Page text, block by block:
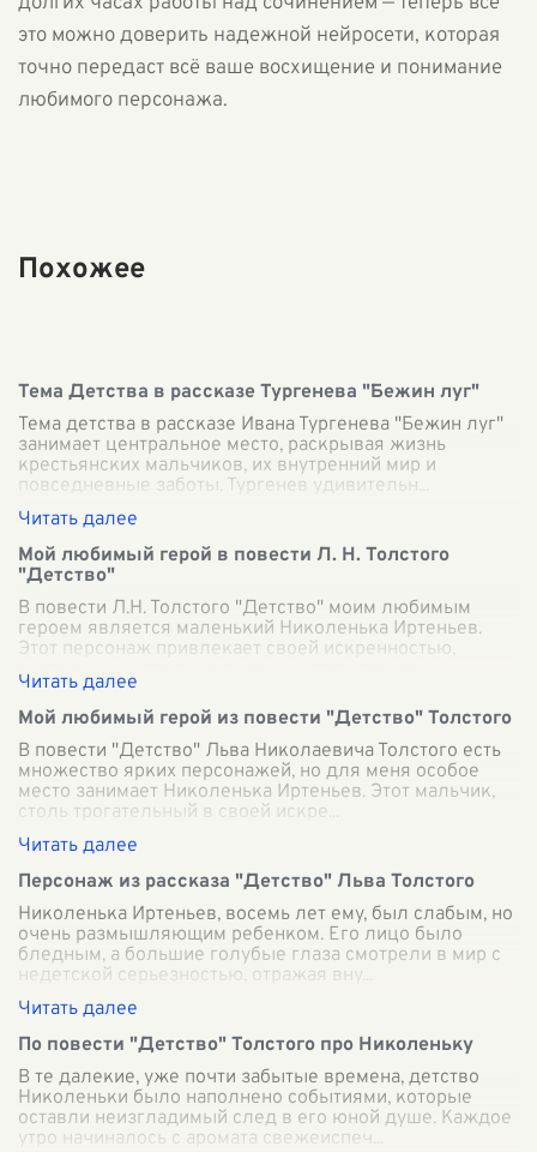
это можно доверить надежной нейросети, которая
точно передаст всё ваше восхищение и понимание
любимого персонажа.
Похожее
Тема Детства в рассказе Тургенева "Бежин луг"
Тема детства в рассказе Ивана Тургенева "Бежин луг"
занимает центральное место, раскрывая жизнь
крестьянских мальчиков, их внутренний мир и
повседневные заботы. Тургенев удивительн
Мой любимый герой в повести Л. Н. Толстого
"Детство"
В повести Л.Н. Толстого "Детство" моим любимым
героем является маленький Николенька Иртеньев.
Этот персонаж привлекает своей искренностью,
внутренними переживаниями и стремлением к
Мой любимый герой из повести "Детство" Толстого
В повести "Детство" Льва Николаевича Толстого есть
множество ярких персонажей, но для меня особое
место занимает Николенька Иртеньев. Этот мальчик,
столь трогательный в своей искре
Персонаж из рассказа "Детство" Льва Толстого
Николенька Иртеньев, восемь лет ему, был слабым, но
очень размышляющим ребенком. Его лицо было
бледным, а большие голубые глаза смотрели в мир с
недетской серьезностью, отражая вну
По повести "Детство" Толстого про Николеньку
В те далекие, уже почти забытые времена, детство
Николеньки было наполнено событиями, которые
оставли неизгладимый след в его юной душе. Каждое
утро начиналось с аромата свежеиспеч